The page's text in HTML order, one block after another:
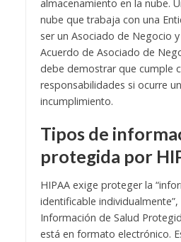
almacenamiento en la nube.
nube que trabaja con una
ser un Asociado de Negocio
Acuerdo de Asociado de
debe demostrar que cumple
responsabilidades si ocurre
incumplimiento.
Tipos de
protegida por
HIPAA exige proteger la
identificable
Información de Salud
está en formato electrónico.